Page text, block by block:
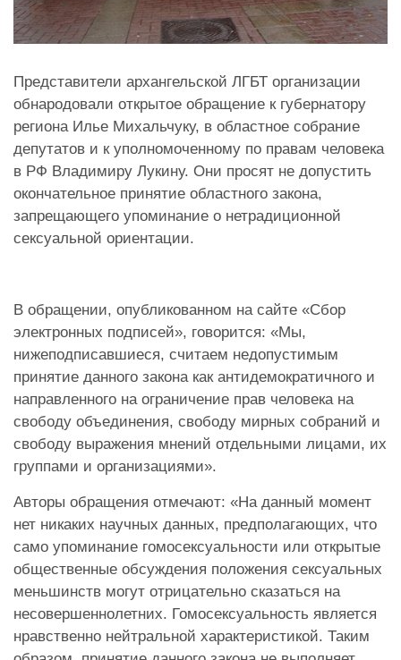
Представители архангельской ЛГБТ организации
обнародовали открытое обращение к губернатору
региона Илье Михальчуку, в областное собрание
депутатов и к уполномоченному по правам человека
в РФ Владимиру Лукину. Они просят не допустить
окончательное принятие областного закона,
запрещающего упоминание о нетрадиционной
сексуальной ориентации.
В обращении, опубликованном на сайте «Сбор
электронных подписей», говорится: «Мы,
нижеподписавшиеся, считаем недопустимым
принятие данного закона как антидемократичного и
направленного на ограничение прав человека на
свободу объединения, свободу мирных собраний и
свободу выражения мнений отдельными лицами, их
группами и организациями».
Авторы обращения отмечают: «На данный момент
нет никаких научных данных, предполагающих, что
само упоминание гомосексуальности или открытые
общественные обсуждения положения сексуальных
меньшинств могут отрицательно сказаться на
несовершеннолетних. Гомосексуальность является
нравственно нейтральной характеристикой. Таким